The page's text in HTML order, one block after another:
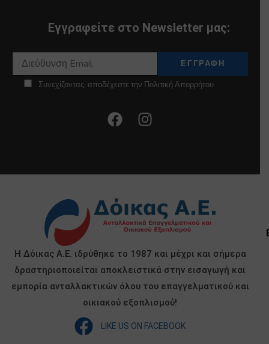
Εγγραφείτε στο Newsletter μας:
Συνεχίζοντας, αποδέχεστε την Πολιτική Απορρήτου
Η Δόικας Α.Ε. ιδρύθηκε το 1987 και μέχρι και σήμερα
δραστηριοποιείται αποκλειστικά στην εισαγωγή και
εμπορία ανταλλακτικών όλου του επαγγελματικού και
οικιακού εξοπλισμού!
LIKE US ON FACEBOOK